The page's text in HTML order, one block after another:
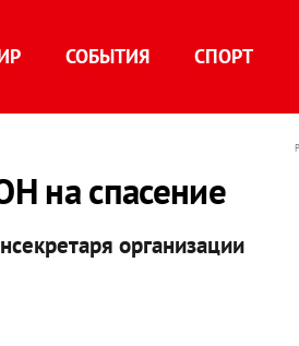
СОБЫТИЯ СПОРТ
на спасение
организации